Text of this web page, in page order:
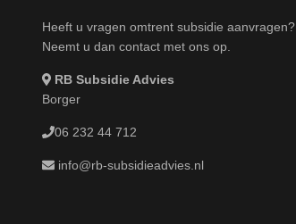
Heeft u vragen omtrent subsidie aanvragen?
Neemt u dan contact met ons op.
RB Subsidie Advies
Borger
06 232 44 712
info@rb-subsidieadvies.nl